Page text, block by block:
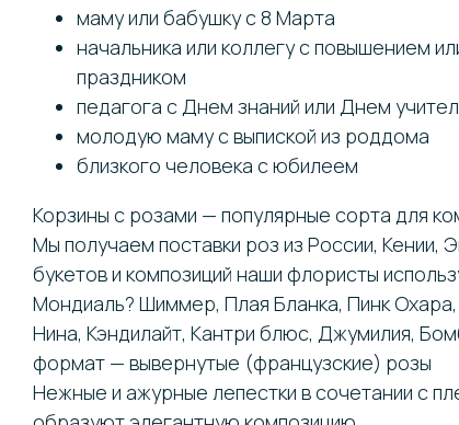
маму или бабушку с 8 Марта
начальника или коллегу с повышением
праздником
педагога с Днем знаний или Днем
молодую маму с выпиской из роддома
близкого человека с юбилеем
Корзины с розами — популярные сорта для
Мы получаем поставки роз из России, Кении,
букетов и композиций наши флористы
Мондиаль? Шиммер, Плая Бланка, Пинк
Нина, Кэндилайт, Кантри блюс, Джумилия,
формат — вывернутые (французские) розы
Нежные и ажурные лепестки в сочетании с